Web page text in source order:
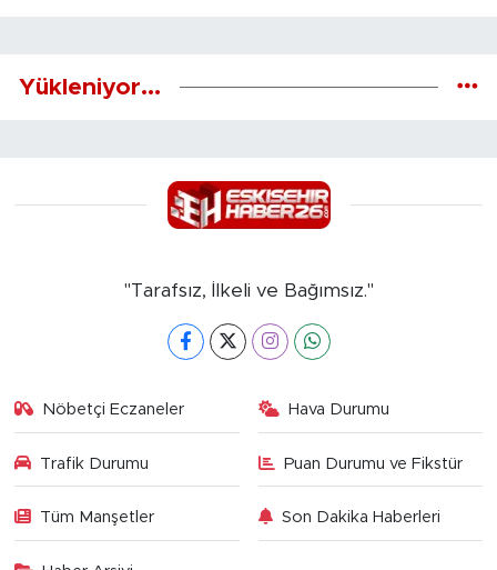
Yükleniyor...
"Tarafsız, İlkeli ve Bağımsız."
Nöbetçi Eczaneler Hava Durumu
Trafik Durumu Puan Durumu ve Fikstür
Tüm Manşetler Son Dakika Haberleri